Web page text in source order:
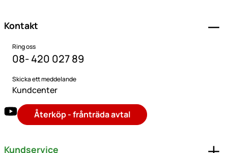
Kontakt
Ring oss
08- 420 027 89
Skicka ett meddelande
Kundcenter
Återköp - frånträda avtal
Kundservice